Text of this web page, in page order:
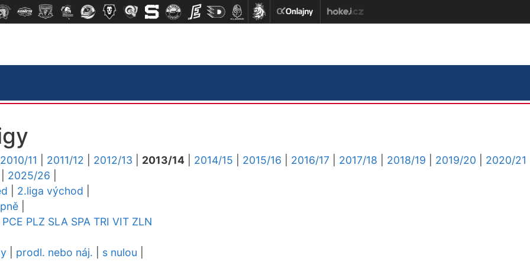
2010/11 2011/12 2012/13 2013/14 2014/15 2015/16 2016/17 2017/18 2018/19 2019/20
2020/21
2025/26
2.liga východ
PCE PLZ SLA SPA TRI VIT ZLN
prodl. nebo náj. s nulou